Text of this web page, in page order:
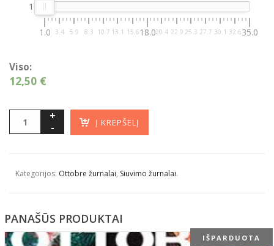
1.0 3.4 5.9 8.3 10.7 13.1 15.618.020.4 22.9 25.3 27.7 30.1 32.635.0
1
Viso:
12,50 €
Į KREPŠELĮ
Kategorijos: Ottobre žurnalai, Siuvimo žurnalai.
PANAŠŪS PRODUKTAI
IŠPARDUOTA